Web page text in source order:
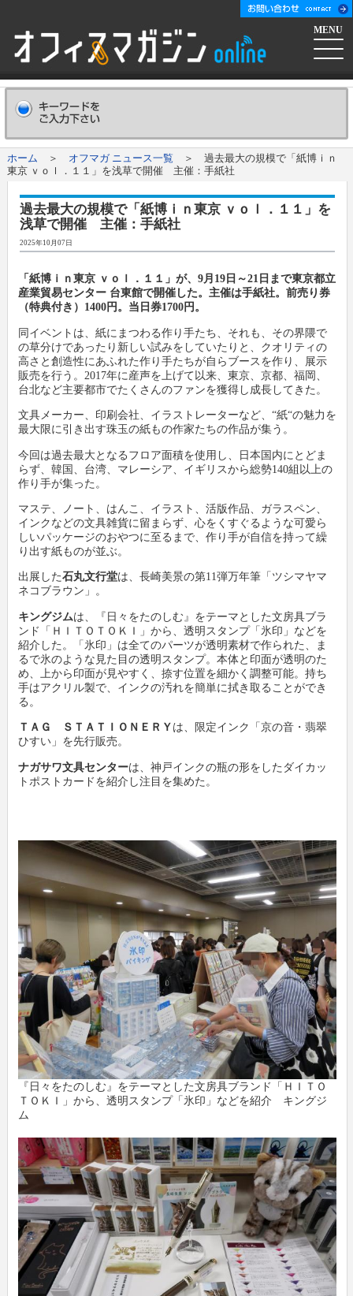
MENU
ホーム
会社概要Company
新聞購読申し込みSubscribe
オフマガニュース
メーカー発信ニュースリリース
新製品情報
文具動画紹介
文具ミニミニ歴史館
業界情報リンク集
メーカー
卸
小売店
各種団体
オフィスマガジン社について
会社概要
新聞購読申し込み
広告掲載について
お問い合わせ
プライバシーポリシー
ホーム ＞ オフマガ ニュース一覧 ＞ 過去最大の規模で「紙博ｉｎ
東京 ｖｏｌ．１１」を浅草で開催 主催：手紙社
過去最大の規模で「紙博ｉｎ東京 ｖｏｌ．１１」を
浅草で開催 主催：手紙社
2025年10月07日
「紙博ｉｎ東京 ｖｏｌ．１１」が、9月19日～21日まで東京都立
産業貿易センター 台東館で開催した。主催は手紙社。前売り券
（特典付き）1400円。当日券1700円。
同イベントは、紙にまつわる作り手たち、それも、その界隈で
の草分けであったり新しい試みをしていたりと、クオリティの
高さと創造性にあふれた作り手たちが自らブースを作り、展示
販売を行う。2017年に産声を上げて以来、東京、京都、福岡、
台北など主要都市でたくさんのファンを獲得し成長してきた。
文具メーカー、印刷会社、イラストレーターなど、“紙“の魅力を
最大限に引き出す珠玉の紙もの作家たちの作品が集う。
今回は過去最大となるフロア面積を使用し、日本国内にとどま
らず、韓国、台湾、マレーシア、イギリスから総勢140組以上の
作り手が集った。
マステ、ノート、はんこ、イラスト、活版作品、ガラスペン、
インクなどの文具雑貨に留まらず、心をくすぐるような可愛ら
しいパッケージのおやつに至るまで、作り手が自信を持って繰
り出す紙ものが並ぶ。
出展した石丸文行堂は、長崎美景の第11弾万年筆「ツシマヤマ
ネコブラウン」。
キングジムは、『日々をたのしむ』をテーマとした文房具ブラ
ンド「ＨＩＴＯＴＯＫＩ」から、透明スタンプ「氷印」などを
紹介した。「氷印」は全てのパーツが透明素材で作られた、ま
るで氷のような見た目の透明スタンプ。本体と印面が透明のた
め、上から印面が見やすく、捺す位置を細かく調整可能。持ち
手はアクリル製で、インクの汚れを簡単に拭き取ることができ
る。
ＴＡＧ ＳＴＡＴＩＯＮＥＲＹは、限定インク「京の音・翡翠
ひすい」を先行販売。
ナガサワ文具センターは、神戸インクの瓶の形をしたダイカッ
トポストカードを紹介し注目を集めた。
『日々をたのしむ』をテーマとした文房具ブランド「ＨＩＴＯ
ＴＯＫＩ」から、透明スタンプ「氷印」などを紹介 キングジ
ム